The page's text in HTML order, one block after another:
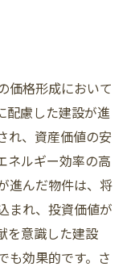
価格形成において
配慮した建設が進
れ、資産価値の安
ネルギー効率の高
進んだ物件は、将
まれ、投資価値が
を意識した建設
も効果的です。さ